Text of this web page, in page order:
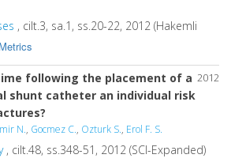
, cilt.3, sa.1, ss.20-22, 2012 (Hakemli
2012
following the placement of a
shunt catheter an individual risk
N., Gocmez C., Ozturk S., Erol F. S.
, cilt.48, ss.348-51, 2012 (SCI-Expanded)